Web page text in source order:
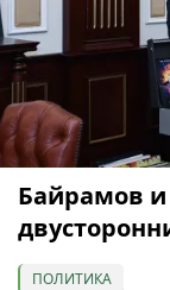
Байрамов и
ПОЛИТИКА